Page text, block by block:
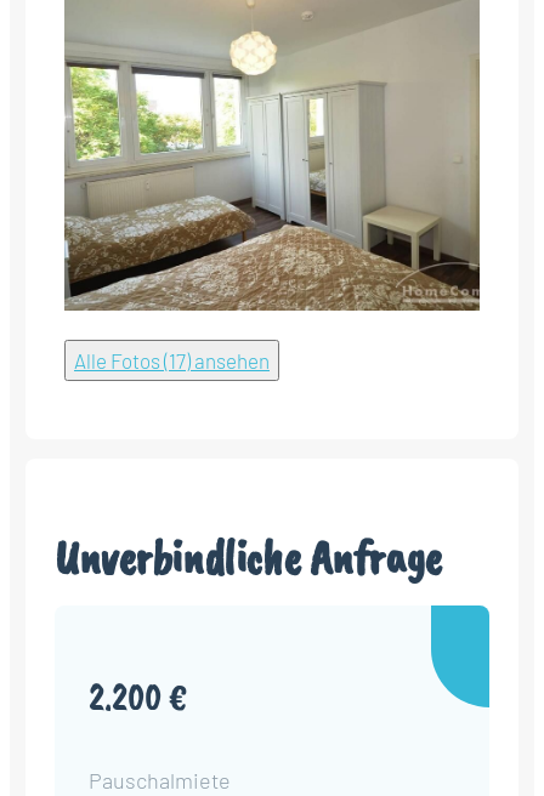
Alle Fotos (17) ansehen
Unverbindliche Anfrage
2.200 €
Pauschalmiete